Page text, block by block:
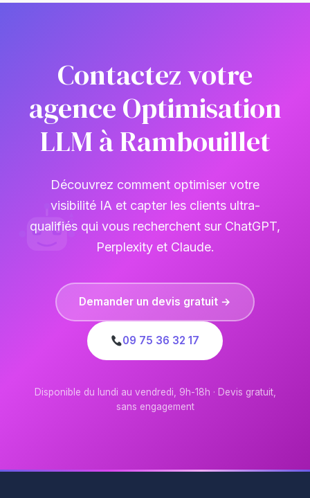
Contactez votre
agence Optimisation
LLM à Rambouillet
Découvrez comment optimiser votre
visibilité IA et capter les clients ultra-
qualifiés qui vous recherchent sur ChatGPT,
Perplexity et Claude.
Demander un devis gratuit →
09 75 36 32 17
Disponible du lundi au vendredi, 9h-18h · Devis gratuit,
sans engagement